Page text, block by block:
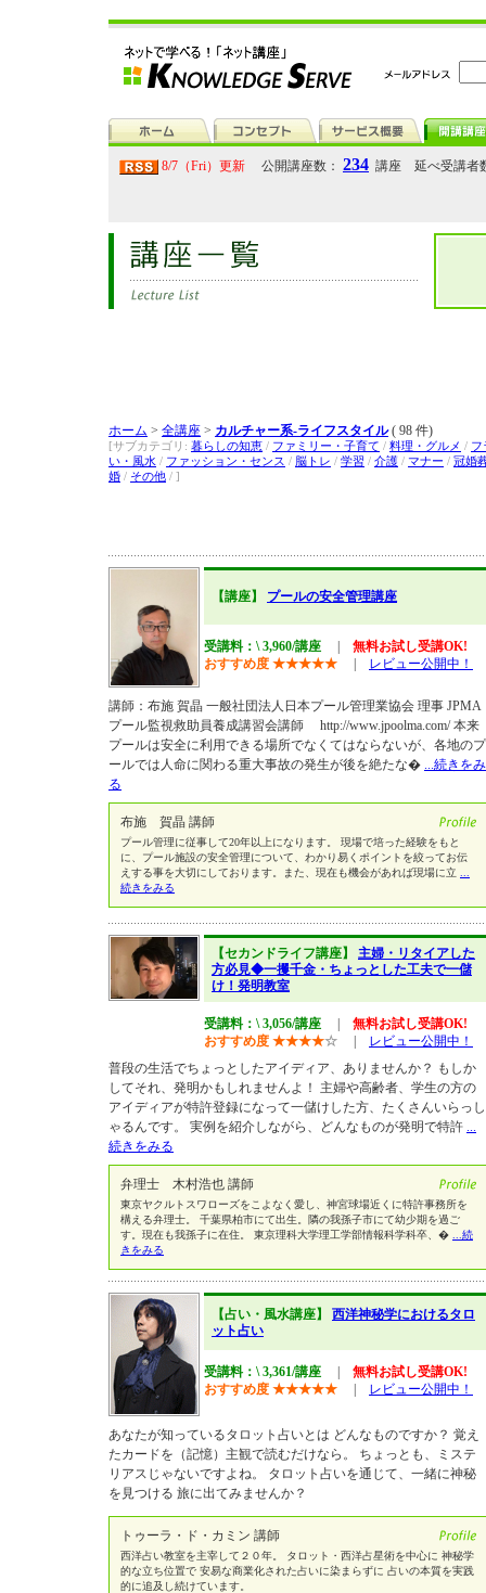
8/7（Fri）更新 公開講座数： 234 講座 延べ受講者
ホーム > 全講座 > カルチャー系-ライフスタイル( 98 件)
[サブカテゴリ: 暮らしの知恵 / ファミリー・子育て / 料理・グルメ / フ
い・風水 / ファッション・センス / 脳トレ / 学習 / 介護 / マナー / 冠婚
婚 / その他 / ]
【講座】 プールの安全管理講座
受講料：\ 3,960/講座
無料お試し受講OK!
おすすめ度 ★★★★★ レビュー公開中！
講師：布施 賀晶 一般社団法人日本プール管理業協会 理事 JPMA
プール監視救助員養成講習会講師 http://www.jpoolma.com/ 本来
プールは安全に利用できる場所でなくてはならないが、各地のプ
ールでは人命に関わる重大事故の発生が後を絶たな� ...続きをみ
る
布施 賀晶 講師
プール管理に従事して20年以上になります。 現場で培った経験をもと
に、プール施設の安全管理について、わかり易くポイントを絞ってお伝
えする事を大切にしております。また、現在も機会があれば現場に立
続きをみる
【セカンドライフ講座】 主婦・リタイアした
方必見◆一攫千金・ちょっとした工夫で一儲
け！発明教室
受講料：\ 3,056/講座
無料お試し受講OK!
おすすめ度 ★★★★☆
レビュー公開中！
普段の生活でちょっとしたアイディア、ありませんか？ もしか
してそれ、発明かもしれませんよ！ 主婦や高齢者、学生の方の
アイディアが特許登録になって一儲けした方、たくさんいらっし
ゃるんです。 実例を紹介しながら、どんなものが発明で特許 ...
続きをみる
弁理士 木村浩也 講師
東京ヤクルトスワローズをこよなく愛し、神宮球場近くに特許事務所を
構える弁理士。 千葉県柏市にて出生。隣の我孫子市にて幼少期を過ご
す。現在も我孫子に在住。 東京理科大学理工学部情報科学科卒、�
...続
きをみる
【占い・風水講座】 西洋神秘学におけるタロ
ット占い
受講料：\ 3,361/講座
無料お試し受講OK!
おすすめ度 ★★★★★ レビュー公開中！
あなたが知っているタロット占いとは どんなものですか？ 覚え
たカードを（記憶）主観で読むだけなら。 ちょっとも、ミステ
リアスじゃないですよね。 タロット占いを通じて、一緒に神秘
を見つける 旅に出てみませんか？
トゥーラ・ド・カミン 講師
西洋占い教室を主宰して２０年。 タロット・西洋占星術を中心に 神秘学
的な立ち位置で 安易な商業化された占いに染まらずに 占いの本質を実践
的に追及し続けています。